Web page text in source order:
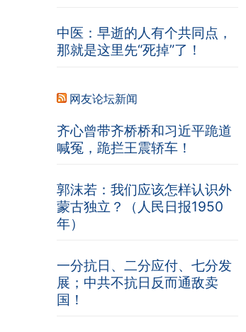
中医：早逝的人有个共同点，
那就是这里先“死掉”了！
网友论坛新闻
齐心曾带齐桥桥和习近平跪道
喊冤，跪拦王震轿车！
郭沫若：我们应该怎样认识外
蒙古独立？（人民日报1950
年）
一分抗日、二分应付、七分发
展；中共不抗日反而通敌卖
国！